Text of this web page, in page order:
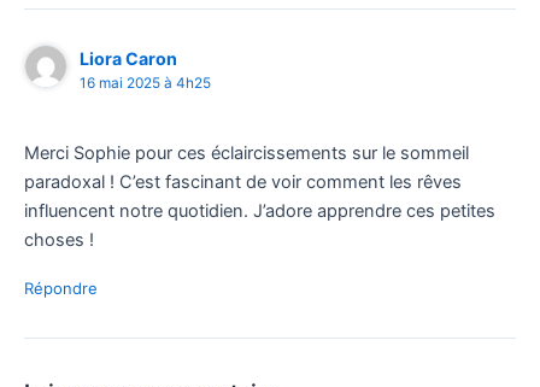
Liora Caron
16 mai 2025 à 4h25
Merci Sophie pour ces éclaircissements sur le sommeil
paradoxal ! C’est fascinant de voir comment les rêves
influencent notre quotidien. J’adore apprendre ces petites
choses !
Répondre